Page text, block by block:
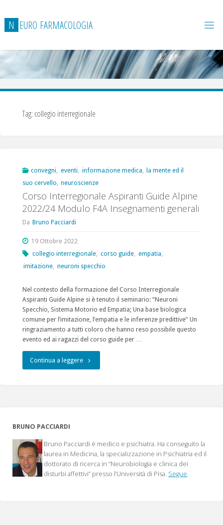
contenuto
N EURO FARMACOLOGIA
Tag: collegio interregionale
convegni, eventi, informazione medica, la mente ed il
suo cervello, neuroscienze
Corso Interregionale Aspiranti Guide Alpine
2022/24 Modulo F4A Insegnamenti generali
Da Bruno Pacciardi
19 Ottobre 2022
collegio interregionale, corso guide, empatia,
imitazione, neuroni specchio
Nel contesto della formazione del Corso Interregionale
Aspiranti Guide Alpine si è tenuto il seminario: “Neuroni
Specchio, Sistema Motorio ed Empatia; Una base biologica
comune per l’imitazione, l’empatia e le inferenze predittive” Un
ringraziamento a tutti coloro che hanno reso possibile questo
evento ed ai ragazzi del corso guide per …
Continua a leggere"Corso
2022/24
Modulo
BRUNO PACCIARDI
Bruno Pacciardi è medico e psichiatra. Ha conseguito la
laurea in Medicina, la specializzazione in Psichiatria ed il
dottorato di ricerca in “Neurobiologia e clinica dei
disturbi affettivi” presso l’Università di Pisa. Segue